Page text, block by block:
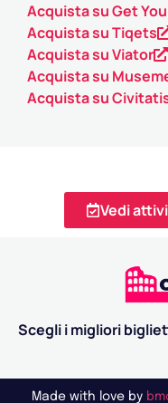
Acquista su Get
Acquista su Tiqets
Acquista su Viator
Acquista su
Acquista su
Vedi
Scegli i migliori
Made with love by